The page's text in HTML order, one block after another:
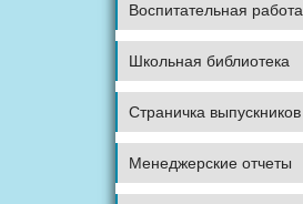
Воспитательная работа
Школьная библиотека
Страничка выпускников
Менеджерские отчеты